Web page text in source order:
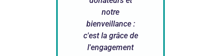
notre
bienveillance :
c'est la grâce de
l'engagement